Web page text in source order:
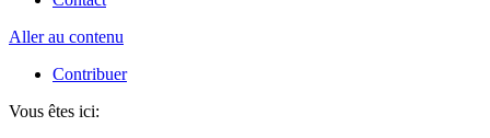
Aller au contenu
Contribuer
Vous êtes ici: